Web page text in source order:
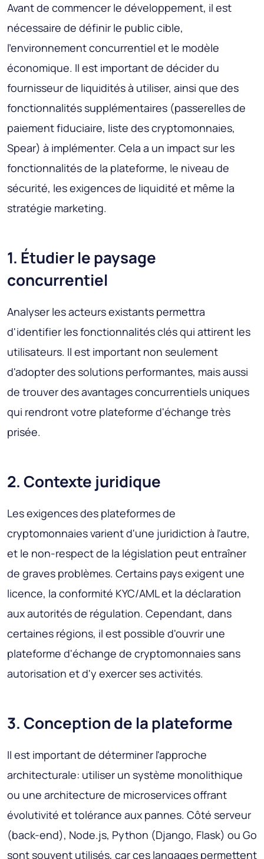
Avant de commencer le développement, il est
nécessaire de définir le public cible,
l'environnement concurrentiel et le modèle
économique. Il est important de décider du
fournisseur de liquidités à utiliser, ainsi que des
fonctionnalités supplémentaires (passerelles de
paiement fiduciaire, liste des cryptomonnaies,
Spear) à implémenter. Cela a un impact sur les
fonctionnalités de la plateforme, le niveau de
sécurité, les exigences de liquidité et même la
stratégie marketing.
1. Étudier le paysage
concurrentiel
Analyser les acteurs existants permettra
d'identifier les fonctionnalités clés qui attirent les
utilisateurs. Il est important non seulement
d'adopter des solutions performantes, mais aussi
de trouver des avantages concurrentiels uniques
qui rendront votre plateforme d'échange très
prisée.
2. Contexte juridique
Les exigences des plateformes de
cryptomonnaies varient d'une juridiction à l'autre,
et le non-respect de la législation peut entraîner
de graves problèmes. Certains pays exigent une
licence, la conformité KYC/AML et la déclaration
aux autorités de régulation. Cependant, dans
certaines régions, il est possible d'ouvrir une
plateforme d'échange de cryptomonnaies sans
autorisation et d'y exercer ses activités.
3. Conception de la plateforme
Il est important de déterminer l'approche
architecturale: utiliser un système monolithique
ou une architecture de microservices offrant
évolutivité et tolérance aux pannes. Côté serveur
(back-end), Node.js, Python (Django, Flask) ou Go
sont souvent utilisés, car ces langages permettent